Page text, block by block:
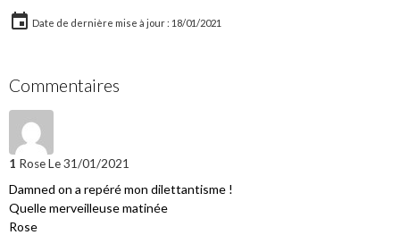
Date de dernière mise à jour : 18/01/2021
Commentaires
1 RoseLe 31/01/2021
Damned on a repéré mon dilettantisme !
Quelle merveilleuse matinée
Rose